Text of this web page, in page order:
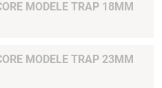
MODELE TRAP 18MM
MODELE TRAP 23MM